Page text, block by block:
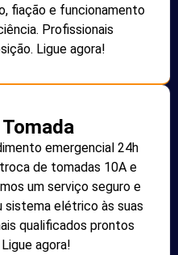
fiação e funcionamento
Profissionais
Ligue agora!
emergencial 24h
de tomadas 10A e
um serviço seguro e
sistema elétrico às suas
qualificados prontos
agora!